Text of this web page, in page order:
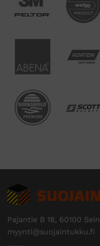
Pajantie B 18, 60100
myynti@suojaintukku.fi